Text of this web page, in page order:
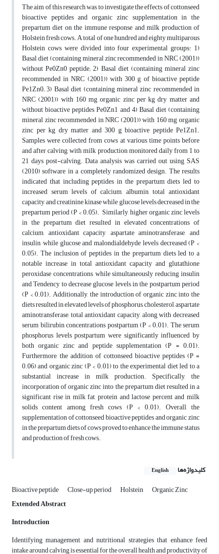
The aim of this research was to investigate the effects of cottonseed
bioactive peptides and organic zinc supplementation in the
prepartum diet on the immune response and milk production of
Holstein fresh cows. A total of one hundred and eighty multiparous
Holstein cows were divided into four experimental groups: 1)
Basal diet (containing mineral zinc recommended in NRC (2001))
without Pe0Zn0 peptide; 2) Basal diet (containing mineral zinc
recommended in NRC (2001)) with 300 g of bioactive peptide
Pe1Zn0; 3) Basal diet (containing mineral zinc recommended in
NRC (2001)) with 160 mg organic zinc per kg dry matter and
without bioactive peptides Pe0Zn1 and 4) Basal diet (containing
mineral zinc recommended in NRC (2001)) with 160 mg organic
zinc per kg dry matter and 300 g bioactive peptide Pe1Zn1.
Samples were collected from cows at various time points before
and after calving, with milk production monitored daily from 1 to
21 days post-calving. Data analysis was carried out using SAS
(2010) software in a completely randomized design. The results
indicated that including peptides in the prepartum diets led to
increased serum levels of calcium, albumin, total antioxidant
capacity, and creatinine kinase while glucose levels decreased in the
prepartum period (P < 0.05). Similarly, higher organic zinc levels
in the prepartum diet resulted in elevated concentrations of
calcium, antioxidant capacity, aspartate aminotransferase, and
insulin, while glucose and malondialdehyde levels decreased (P <
0.05). The inclusion of peptides in the prepartum diets led to a
notable increase in total antioxidant capacity and glutathione
peroxidase concentrations, while simultaneously reducing insulin
and Tendency to decrease glucose levels in the postpartum period
(P < 0.01). Additionally, the introduction of organic zinc into the
diets resulted in elevated levels of phosphorus, cholesterol, aspartate
aminotransferase, total antioxidant capacity, along with decreased
serum bilirubin concentrations postpartum (P < 0.01). The serum
phosphorus levels postpartum were significantly influenced by
both organic zinc and peptide supplementation (P = 0.01).
Furthermore, the addition of cottonseed bioactive peptides (P =
0.06) and organic zinc (P < 0.01) to the experimental diet led to a
substantial increase in milk production. Specifically, the
incorporation of organic zinc into the prepartum diet resulted in a
significant rise in milk fat, protein and lactose percent and milk
solids content among fresh cows (P < 0.01). Overall, the
supplementation of cottonseed bioactive peptides and organic zinc
in the prepartum diets of cows proved to enhance the immune status
and production of fresh cows.
کلیدواژه‌ها English
Bioactive peptide Close-up period Holstein
Organic Zinc
Extended Abstract
Introduction
Identifying management and nutritional strategies that enhance feed
intake around calving is essential for the overall health and productivity of